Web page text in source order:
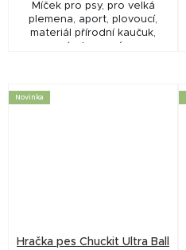
Míček pro psy, pro velká
plemena, aport, plovoucí,
materiál přírodní kaučuk,
Novinka
Hračka pes Chuckit Ultra Ball